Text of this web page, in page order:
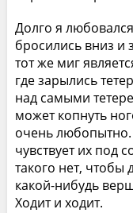
Долго я
бросились вниз и
тот же миг
где зарылись
над самыми
может копнуть
очень
чувствует их под
такого нет, чтобы
какой-нибудь
Ходит и ходит.